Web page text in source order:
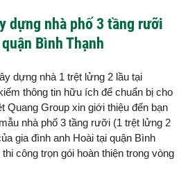
dựng nhà phố 3 tầng rưỡi
Bình Thạnh
dựng nhà 1 trệt lửng 2 lầu tại
thông tin hữu ích để chuẩn bị cho
Quang Group xin giới thiệu đến bạn
nhà phố 3 tầng rưỡi (1 trệt lửng 2
gia đình anh Hoài tại quận Bình
công trọn gói hoàn thiện trong vòng